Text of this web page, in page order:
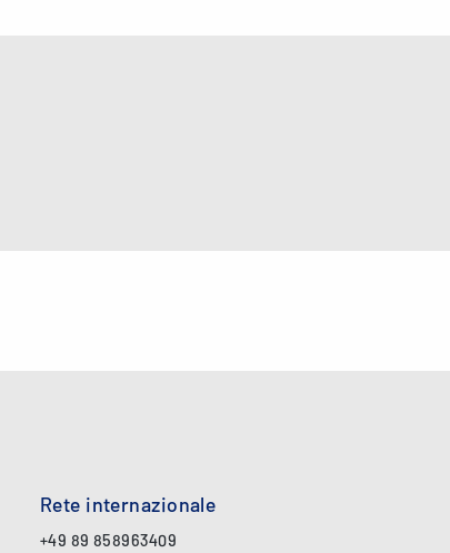
Rete internazionale
+49 89 858963409